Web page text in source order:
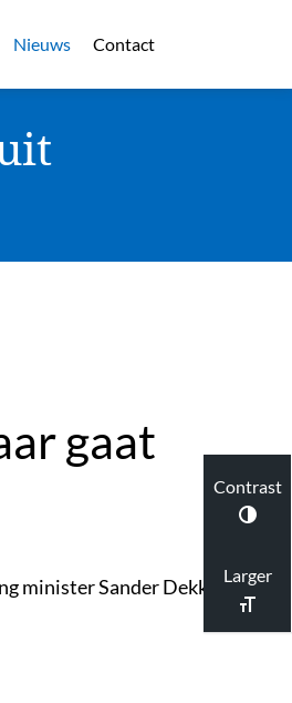
Contrast
Larger
Nieuws Contact
gaat
minister Sander Dekker het